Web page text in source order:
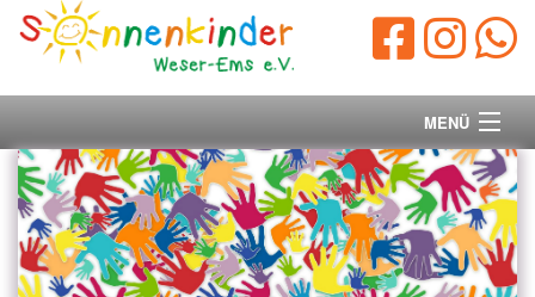
MENÜ
Startseite
Vorstand